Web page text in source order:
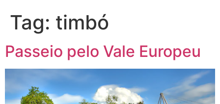
Tag: timbó
Passeio pelo Vale Europeu